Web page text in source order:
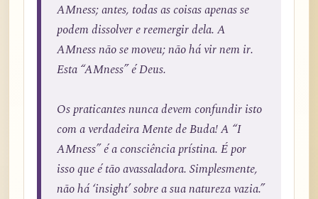
AMness; antes, todas as coisas apenas se
podem dissolver e reemergir dela. A
AMness não se moveu; não há vir nem ir.
Esta “AMness” é Deus.
Os praticantes nunca devem confundir isto
com a verdadeira Mente de Buda! A “I
AMness” é a consciência prístina. É por
isso que é tão avassaladora. Simplesmente,
não há ‘insight’ sobre a sua natureza vazia.”